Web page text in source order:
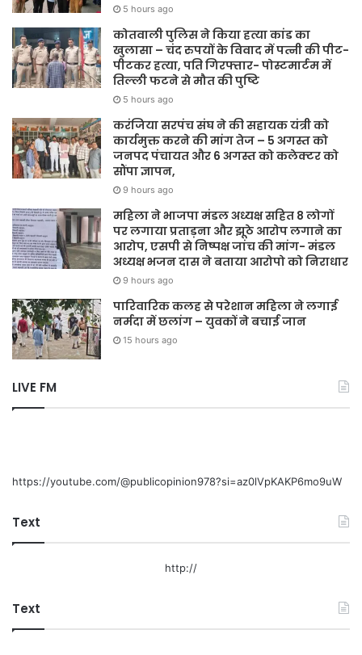
5 hours ago
कोतवाली पुलिस ने किया हत्या कांड का
खुलासा – चंद रुपयों के विवाद में पत्नी की पीट-
पीटकर हत्या, पति गिरफ्तार- पोस्टमार्टम में
तिल्ली फटने से मौत की पुष्टि
5 hours ago
करंजिया सरपंच संघ ने की सहायक यंत्री को
कार्यमुक्त करने की मांग तेज – 5 अगस्त को
जनपद पंचायत और 6 अगस्त को कलेक्टर को
सौंपा ज्ञापन,
9 hours ago
महिला ने भाजपा मंडल अध्यक्ष सहित 8 लोगों
पर लगाया प्रताड़ना और झूठे आरोप लगाने का
आरोप, एसपी से निष्पक्ष जांच की मांग- मंडल
अध्यक्ष भजन दास ने बताया आरोपो को निराधार
9 hours ago
पारिवारिक कलह से परेशान महिला ने लगाई
नर्मदा में छलांग – युवकों ने बचाई जान
15 hours ago
LIVE FM
https://youtube.com/@publicopinion978?si=az0lVpKAKP6mo9uW
Text
http://
Text